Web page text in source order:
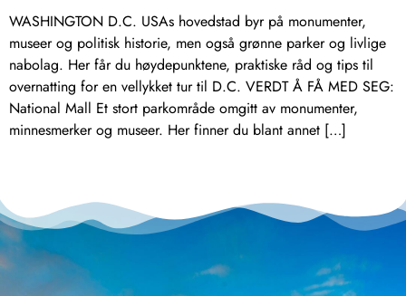
WASHINGTON D.C. USAs hovedstad byr på monumenter,
museer og politisk historie, men også grønne parker og livlige
nabolag. Her får du høydepunktene, praktiske råd og tips til
overnatting for en vellykket tur til D.C. VERDT Å FÅ MED SEG:
National Mall Et stort parkområde omgitt av monumenter,
minnesmerker og museer. Her finner du blant annet […]